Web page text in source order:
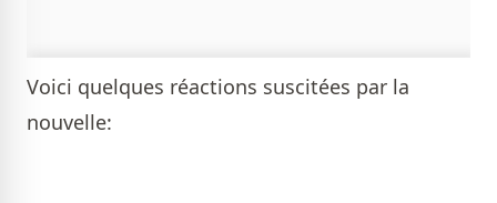
Voici quelques réactions suscitées par la
nouvelle: